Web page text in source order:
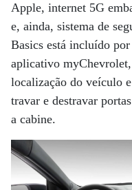
Apple, internet 5G
e, ainda, sistema de
Basics está incluído
aplicativo
localização do veículo
travar e destravar
a cabine.